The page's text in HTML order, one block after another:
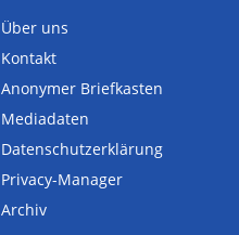
Über uns
Kontakt
Anonymer Briefkasten
Mediadaten
Datenschutzerklärung
Privacy-Manager
Archiv